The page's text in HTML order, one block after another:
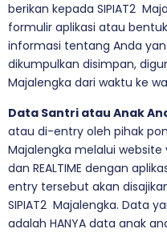
berikan kepada SIPIAT2
formulir aplikasi atau
informasi tentang Anda
dikumpulkan disimpan,
Majalengka dari waktu ke
Data Santri atau Anak
atau di-entry oleh pihak
Majalengka melalui website
dan REALTIME dengan
entry tersebut akan
SIPIAT2 Majalengka. Data
adalah HANYA data anak